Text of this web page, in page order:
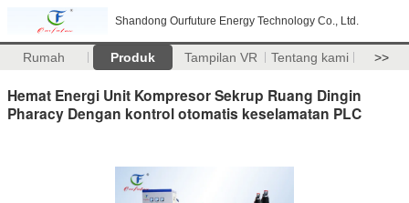
Shandong Ourfuture Energy Technology Co., Ltd.
Rumah Produk Tampilan VR Tentang kami >>
Hemat Energi Unit Kompresor Sekrup Ruang Dingin
Pharacy Dengan kontrol otomatis keselamatan PLC